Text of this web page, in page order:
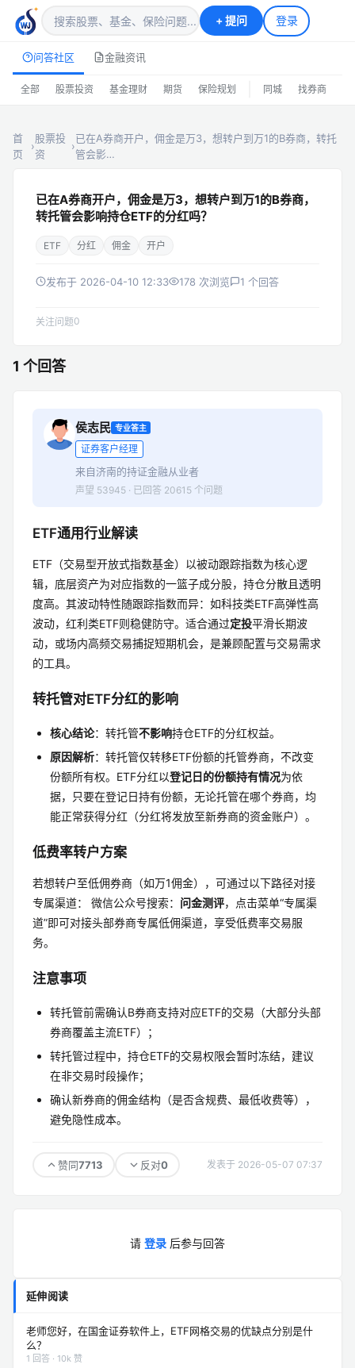
+提问 登录
问答社区 金融资讯
全部 股票投资 基金理财 期货 保险规划 同城 找券商
首
页
›
股票投
资
›
已在A券商开户，佣金是万3，想转户到万1的B券商，转托
管会影…
已在A券商开户，佣金是万3，想转户到万1的B券商，
转托管会影响持仓ETF的分红吗？
ETF 分红 佣金 开户
发布于 2026-04-10 12:33 178 次浏览 1 个回答
关注问题0
1 个回答
侯志民 专业答主
证券客户经理
来自济南的持证金融从业者
声望 53945 · 已回答 20615 个问题
ETF通用行业解读
ETF（交易型开放式指数基金）以被动跟踪指数为核心逻
辑，底层资产为对应指数的一篮子成分股，持仓分散且透明
度高。其波动特性随跟踪指数而异：如科技类ETF高弹性高
波动，红利类ETF则稳健防守。适合通过定投平滑长期波
动，或场内高频交易捕捉短期机会，是兼顾配置与交易需求
的工具。
转托管对ETF分红的影响
核心结论：转托管不影响持仓ETF的分红权益。
原因解析：转托管仅转移ETF份额的托管券商，不改变
份额所有权。ETF分红以登记日的份额持有情况为依
据，只要在登记日持有份额，无论托管在哪个券商，均
能正常获得分红（分红将发放至新券商的资金账户）。
低费率转户方案
若想转户至低佣券商（如万1佣金），可通过以下路径对接
专属渠道： 微信公众号搜索： 问金测评，点击菜单“专属渠
道”即可对接头部券商专属低佣渠道，享受低费率交易服
务。
注意事项
转托管前需确认B券商支持对应ETF的交易（大部分头部
券商覆盖主流ETF）；
转托管过程中，持仓ETF的交易权限会暂时冻结，建议
在非交易时段操作；
确认新券商的佣金结构（是否含规费、最低收费等），
避免隐性成本。
赞同7713 反对0 发表于 2026-05-07 07:37
请 登录 后参与回答
延伸阅读
老师您好，在国金证券软件上，ETF网格交易的优缺点分别是什
么？
1 回答 · 10k 赞